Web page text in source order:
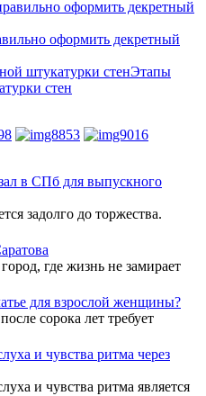
оформить декретный
Этапы
стен
в СПб для выпускного
задолго до торжества.
где жизнь не замирает
для взрослой женщины?
сорока лет требует
и чувства ритма через
и чувства ритма является